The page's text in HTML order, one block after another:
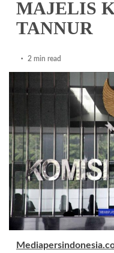
MAJELIS
TANNUR
2 min read